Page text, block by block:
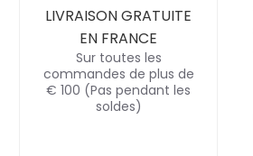
LIVRAISON GRATUITE
EN FRANCE
Sur toutes les
commandes de plus de
€ 100 (Pas pendant les
soldes)